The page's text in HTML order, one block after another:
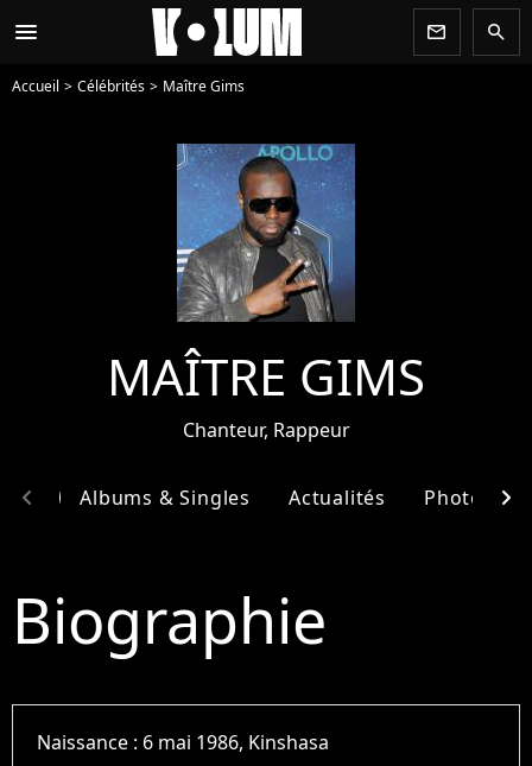
menu newsletter search
Accueil Célébrités Maître Gims
MAÎTRE GIMS
Chanteur, Rappeur
Albums & Singles Actualités Photos
chevron_left chevron_right
Biographie
Naissance : 6 mai 1986, Kinshasa